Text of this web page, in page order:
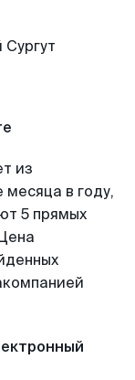
из
месяца в году,
5 прямых